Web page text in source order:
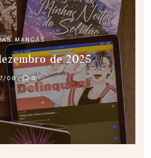
,MANGÁS
de 2025
08 0